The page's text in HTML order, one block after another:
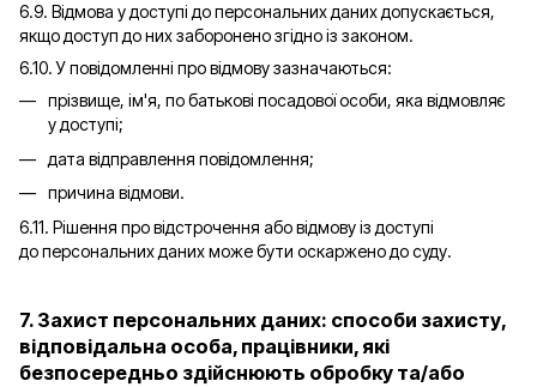
6.9. Відмова у доступі до персональних даних допускається,
якщо доступ до них заборонено згідно із законом.
6.10. У повідомленні про відмову зазначаються:
прізвище, ім'я, по батькові посадової особи, яка відмовляє
у доступі;
дата відправлення повідомлення;
причина відмови.
6.11. Рішення про відстрочення або відмову із доступі
до персональних даних може бути оскаржено до суду.
7. Захист персональних даних: способи захисту,
відповідальна особа, працівники, які
безпосередньо здійснюють обробку та/або